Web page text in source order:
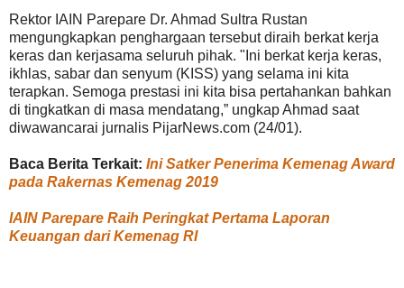
Rektor IAIN Parepare Dr. Ahmad Sultra Rustan
mengungkapkan penghargaan tersebut diraih berkat kerja
keras dan kerjasama seluruh pihak. "Ini berkat kerja keras,
ikhlas, sabar dan senyum (KISS) yang selama ini kita
terapkan. Semoga prestasi ini kita bisa pertahankan bahkan
di tingkatkan di masa mendatang,” ungkap Ahmad saat
diwawancarai jurnalis PijarNews.com (24/01).
Baca Berita Terkait: Ini Satker Penerima Kemenag Award
pada Rakernas Kemenag 2019
IAIN Parepare Raih Peringkat Pertama Laporan
Keuangan dari Kemenag RI